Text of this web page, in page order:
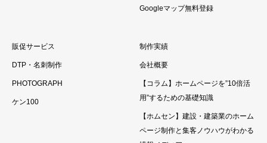
Googleマップ無料登録
販促サービス
DTP・名刺制作
PHOTOGRAPH
ケン100
制作実績
会社概要
【コラム】ホームページを”10倍活
用”するための基礎知識
【ホムセン】建設・建築業のホーム
ページ制作と集客ノウハウがわかる